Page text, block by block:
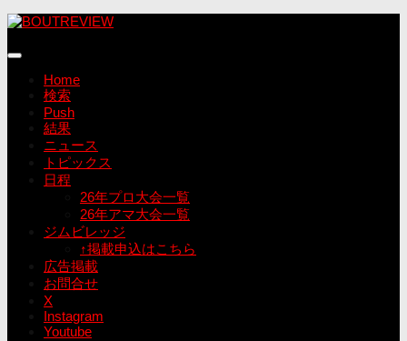
コ
テ
Home
検索
Push
結果
ニュース
トピックス
日程
26年プロ大会一覧
26年アマ大会一覧
ジムビレッジ
↑掲載申込はこちら
広告掲載
お問合せ
X
Instagram
Youtube